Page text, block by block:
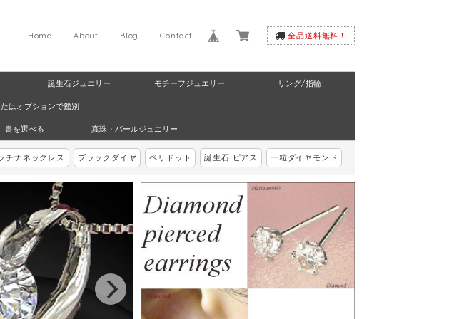
全品送料無料！
Contact
Blog
About
Home
誕生石ジュエリー モチーフジュエリー リング/指輪
はオプションで鑑別
書を選べる 真珠・パールジュエリー
チナネックレス ブラックダイヤ ペリドット 誕生石 ピアス 一粒ダイヤモンド